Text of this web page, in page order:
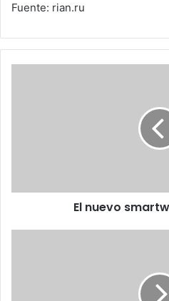
Fuente: rian.ru
El nuevo